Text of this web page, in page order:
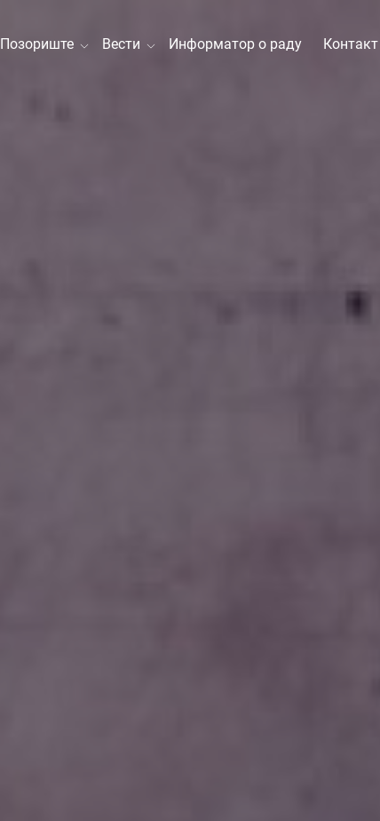
Позориште Вести Информатор о раду Контакт